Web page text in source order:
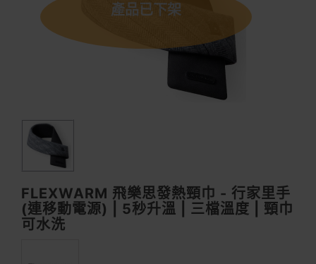
產品已下架
FLEXWARM 飛樂思發熱頸巾 - 行家里手
(連移動電源) | 5秒升溫 | 三檔溫度 | 頸巾
可水洗